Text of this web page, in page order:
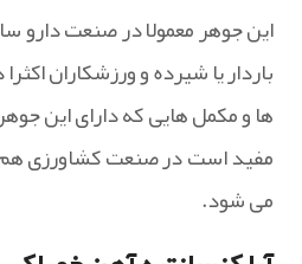
این جوهر معمولا در صنعت دارو
باردار یا شیرده و ورزشکاران
ها و مکمل هایی که دارای این
مفید است در صنعت کشاورزی هم
می شود.